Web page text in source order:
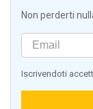
Non perderti
Iscrivendoti